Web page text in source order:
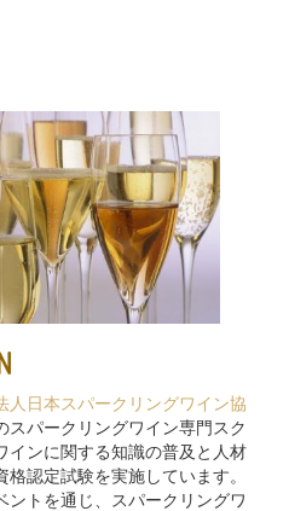
人日本スパークリングワイン協
スパークリングワイン専門スク
インに関する知識の普及と人材
認定試験を実施しています。
ントを通じ、スパークリングワ